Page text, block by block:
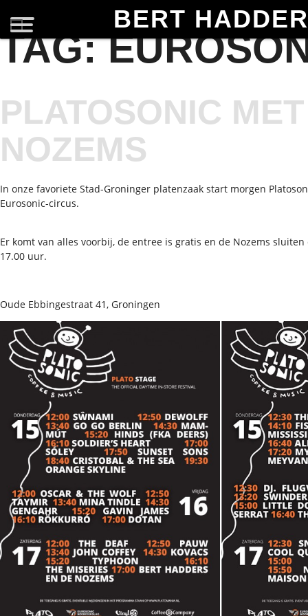
BERT
TAG:
PLATOSONIC
NOZEMS
In onze favoriete Stad-Groninger platenzaak start morgen
Eurosonic-circus.
Er komt van alles voorbij, de entree is gratis en de Nozems
17.00 uur.
Oude Ebbingestraat 41, Groningen